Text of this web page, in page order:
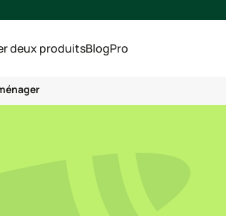
deux produitsBlogPro